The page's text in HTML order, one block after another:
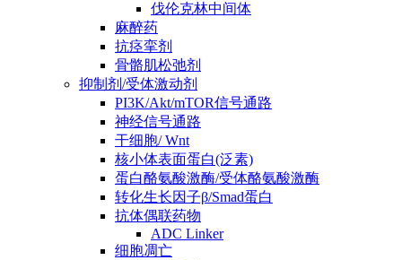
伐伦克林中间体
麻醉药
抗痉挛剂
骨骼肌松弛剂
抑制剂/受体激动剂
PI3K/Akt/mTOR信号通路
神经信号通路
干细胞/ Wnt
核小体表面蛋白(泛素)
蛋白酪氨酸激酶/受体酪氨酸激酶
转化生长因子β/Smad蛋白
抗体偶联药物
ADC Linker
细胞凋亡